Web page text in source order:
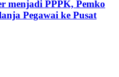
menjadi PPPK, Pemko
Pegawai ke Pusat